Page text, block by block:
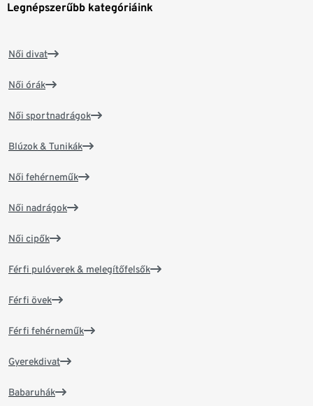
Legnépszerűbb kategóriáink
Női divat
Női órák
Női sportnadrágok
Blúzok & Tunikák
Női fehérneműk
Női nadrágok
Női cipők
Férfi pulóverek & melegítőfelsők
Férfi övek
Férfi fehérneműk
Gyerekdivat
Babaruhák